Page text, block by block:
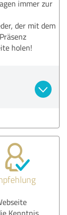
immer zur
der mit dem
holen!